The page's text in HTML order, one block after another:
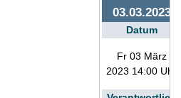
03.03.2023
Datum
Fr 03 März
2023 14:00 Uhr